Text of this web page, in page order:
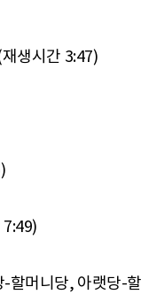
생시간 3:47)
할머니당, 아랫당-